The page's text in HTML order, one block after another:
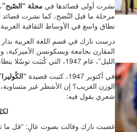
نشرت أولى قصائدها في مجلة “الصّبح”
مرحلة ما قبل النُضج، كما نشرت قصائد
نطاق واسع في الأوساط الثقافية
المقارن بجامعة ويسكونسن الأميركية،
الليل”، عام 1947، التي كُتبَت توسّلا بنظام الشعر العمودي.
في أكتوبر 1947، كتبت قصيدة
الوزن الغريب؟ إن الأشطر غير
شعري يقول فيه:
غضبت نازك وقالت بصوت عالٍ: “قل ما